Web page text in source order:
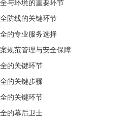
与环境的重要环节
防线的关键环节
的专业服务选择
规范管理与安全保障
的关键环节
的关键步骤
的关键环节
的幕后卫士